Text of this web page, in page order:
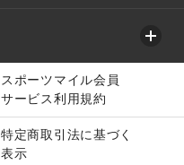
スポーツマイル会員
サービス利用規約
特定商取引法に基づく
表示